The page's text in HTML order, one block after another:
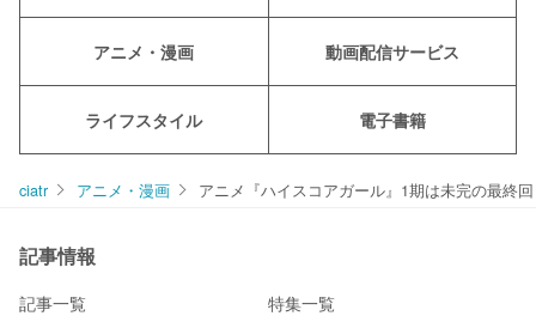
アニメ・漫画 動画配信サービス
ライフスタイル 電子書籍
ciatr アニメ・漫画 アニメ『ハイスコアガール』1期は未完の最終
記事情報
記事一覧 特集一覧